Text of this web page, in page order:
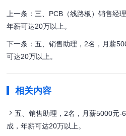
上一条：三、PCB（线路板）销售经
年薪可达20万以上。
下一条：五、销售助理，2名，月薪
可达20万以上。
相关内容
五、销售助理，2名，月薪5000元-
成，年薪可达20万以上。